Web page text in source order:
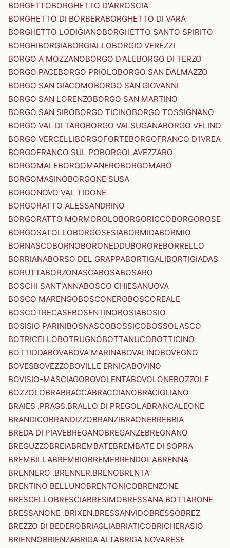
BORGETTOBORGHETTO D'ARROSCIA
BORGHETTO DI BORBERABORGHETTO DI VARA
BORGHETTO LODIGIANOBORGHETTO SANTO SPIRITO
BORGHIBORGIABORGIALLOBORGIO VEREZZI
BORGO A MOZZANOBORGO D'ALEBORGO DI TERZO
BORGO PACEBORGO PRIOLOBORGO SAN DALMAZZO
BORGO SAN GIACOMOBORGO SAN GIOVANNI
BORGO SAN LORENZOBORGO SAN MARTINO
BORGO SAN SIROBORGO TICINOBORGO TOSSIGNANO
BORGO VAL DI TAROBORGO VALSUGANABORGO VELINO
BORGO VERCELLIBORGOFORTEBORGOFRANCO D'IVREA
BORGOFRANCO SUL POBORGOLAVEZZARO
BORGOMALEBORGOMANEROBORGOMARO
BORGOMASINOBORGONE SUSA
BORGONOVO VAL TIDONE
BORGORATTO ALESSANDRINO
BORGORATTO MORMOROLOBORGORICCOBORGOROSE
BORGOSATOLLOBORGOSESIABORMIDABORMIO
BORNASCOBORNOBORONEDDUBOROREBORRELLO
BORRIANABORSO DEL GRAPPABORTIGALIBORTIGIADAS
BORUTTABORZONASCABOSABOSARO
BOSCHI SANT'ANNABOSCO CHIESANUOVA
BOSCO MARENGOBOSCONEROBOSCOREALE
BOSCOTRECASEBOSENTINOBOSIABOSIO
BOSISIO PARINIBOSNASCOBOSSICOBOSSOLASCO
BOTRICELLOBOTRUGNOBOTTANUCOBOTTICINO
BOTTIDDABOVABOVA MARINABOVALINOBOVEGNO
BOVESBOVEZZOBOVILLE ERNICABOVINO
BOVISIO-MASCIAGOBOVOLENTABOVOLONEBOZZOLE
BOZZOLOBRABRACCABRACCIANOBRACIGLIANO
BRAIES .PRAGS.BRALLO DI PREGOLABRANCALEONE
BRANDICOBRANDIZZOBRANZIBRAONEBREBBIA
BREDA DI PIAVEBREGANOBREGANZEBREGNANO
BREGUZZOBREIABREMBATEBREMBATE DI SOPRA
BREMBILLABREMBIOBREMEBRENDOLABRENNA
BRENNERO .BRENNER.BRENOBRENTA
BRENTINO BELLUNOBRENTONICOBRENZONE
BRESCELLOBRESCIABRESIMOBRESSANA BOTTARONE
BRESSANONE .BRIXEN.BRESSANVIDOBRESSOBREZ
BREZZO DI BEDEROBRIAGLIABRIATICOBRICHERASIO
BRIENNOBRIENZABRIGA ALTABRIGA NOVARESE